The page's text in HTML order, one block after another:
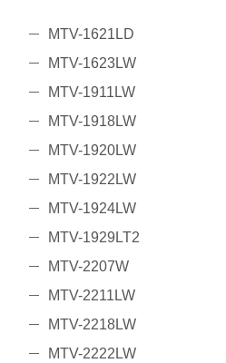
MTV-1621LD
MTV-1623LW
MTV-1911LW
MTV-1918LW
MTV-1920LW
MTV-1922LW
MTV-1924LW
MTV-1929LT2
MTV-2207W
MTV-2211LW
MTV-2218LW
MTV-2222LW